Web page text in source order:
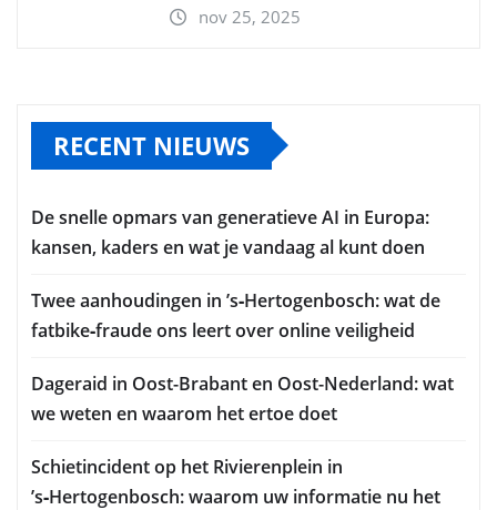
nov 25, 2025
RECENT NIEUWS
De snelle opmars van generatieve AI in Europa:
kansen, kaders en wat je vandaag al kunt doen
Twee aanhoudingen in ’s‑Hertogenbosch: wat de
fatbike‑fraude ons leert over online veiligheid
Dageraid in Oost-Brabant en Oost-Nederland: wat
we weten en waarom het ertoe doet
Schietincident op het Rivierenplein in
’s‑Hertogenbosch: waarom uw informatie nu het